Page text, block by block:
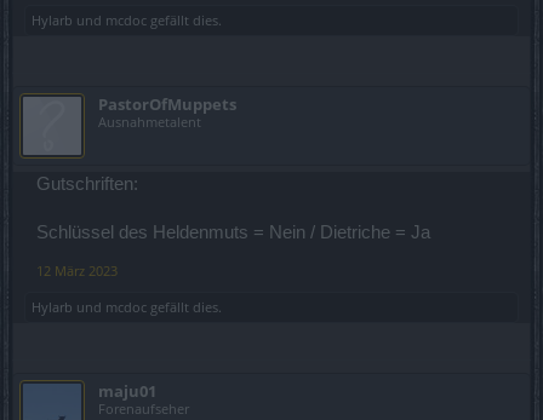
Hylarb und mcdoc gefällt dies.
PastorOfMuppets
Ausnahmetalent
Gutschriften:
Schlüssel des Heldenmuts = Nein / Dietriche = Ja
12 März 2023
Hylarb und mcdoc gefällt dies.
maju01
Forenaufseher